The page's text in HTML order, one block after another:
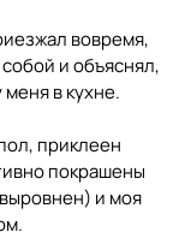
вовремя,
и объяснял,
в кухне.
приклеен
покрашены
и моя